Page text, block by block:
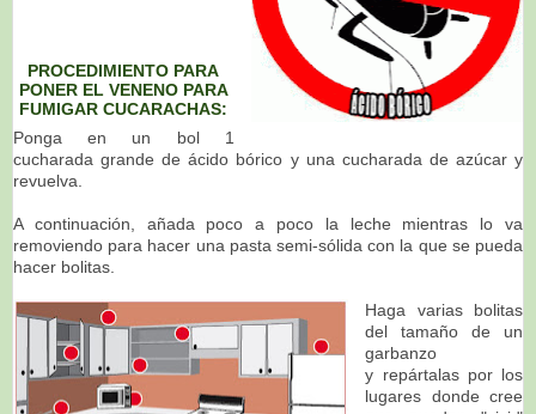
PROCEDIMIENTO PARA
PONER EL VENENO PARA
FUMIGAR CUCARACHAS:
Ponga en un bol 1
cucharada grande de ácido bórico y una cucharada de azúcar y
revuelva.
A continuación, añada poco a poco la leche mientras lo va
removiendo para hacer una pasta semi-sólida con la que se pueda
hacer bolitas.
Haga varias bolitas
del tamaño de un
garbanzo
y repártalas por los
lugares donde cree